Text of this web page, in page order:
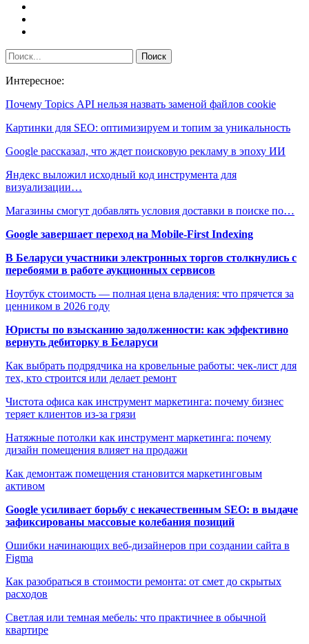
Интересное:
Почему Topics API нельзя назвать заменой файлов cookie
Картинки для SEO: оптимизируем и топим за уникальность
Google рассказал, что ждет поисковую рекламу в эпоху ИИ
Яндекс выложил исходный код инструмента для
визуализации…
Магазины смогут добавлять условия доставки в поиске по…
Google завершает переход на Mobile-First Indexing
В Беларуси участники электронных торгов столкнулись с
перебоями в работе аукционных сервисов
Ноутбук стоимость — полная цена владения: что прячется за
ценником в 2026 году
Юристы по взысканию задолженности: как эффективно
вернуть дебиторку в Беларуси
Как выбрать подрядчика на кровельные работы: чек-лист для
тех, кто строится или делает ремонт
Чистота офиса как инструмент маркетинга: почему бизнес
теряет клиентов из-за грязи
Натяжные потолки как инструмент маркетинга: почему
дизайн помещения влияет на продажи
Как демонтаж помещения становится маркетинговым
активом
Google усиливает борьбу с некачественным SEO: в выдаче
зафиксированы массовые колебания позиций
Ошибки начинающих веб-дизайнеров при создании сайта в
Figma
Как разобраться в стоимости ремонта: от смет до скрытых
расходов
Светлая или темная мебель: что практичнее в обычной
квартире